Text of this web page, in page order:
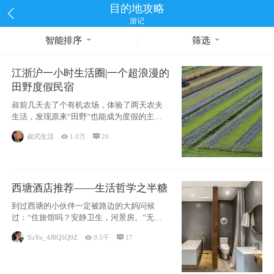
目的地攻略
游记
智能排序 筛选
江浙沪一小时生活圈|一个超浪漫的
田野度假民宿
叔前几天去了个有机农场，体验了两天农夫
生活，发现原来“田野”也能成为度假的主旋
律。江
叔式生活  1.0万 20
西塘酒店推荐——生活哲学之半糖
到过西塘的小伙伴一定被路边的大妈问候
过：“住旅馆吗？安静卫生，河景房。”无意
YoYo_4J8Q5Q9Z 9.5千  17